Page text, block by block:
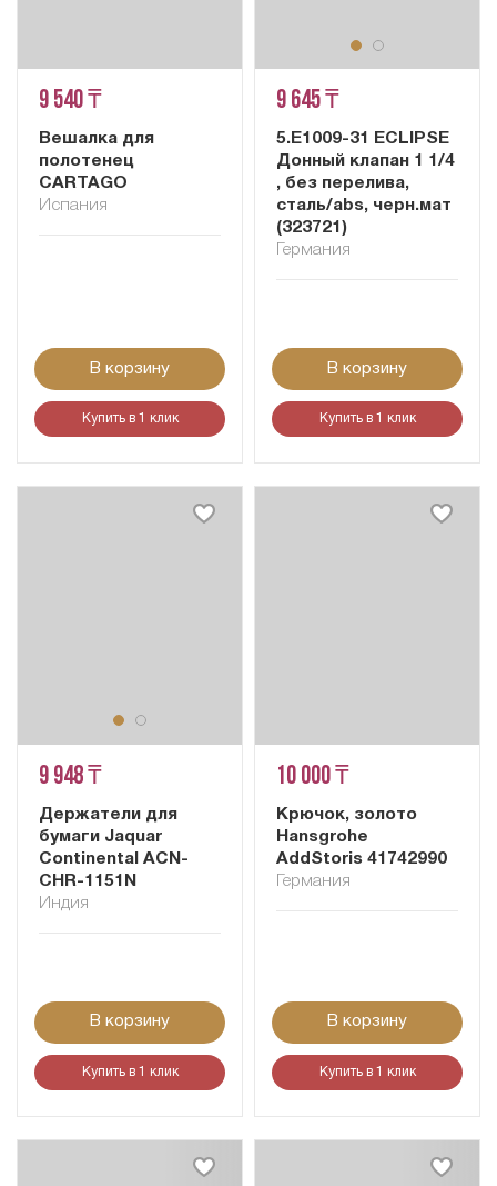
9 540 ₸
Вешалка для
полотенец
CARTAGO
Испания
В корзину
Купить в 1 клик
9 645 ₸
5.E1009-31 ECLIPSE
Донный клапан 1 1/4
, без перелива,
сталь/abs, черн.мат
(323721)
Германия
В корзину
Купить в 1 клик
9 948 ₸
Держатели для
бумаги Jaquar
Continental ACN-
CHR-1151N
Индия
В корзину
Купить в 1 клик
10 000 ₸
Крючок, золото
Hansgrohe
AddStoris 41742990
Германия
В корзину
Купить в 1 клик